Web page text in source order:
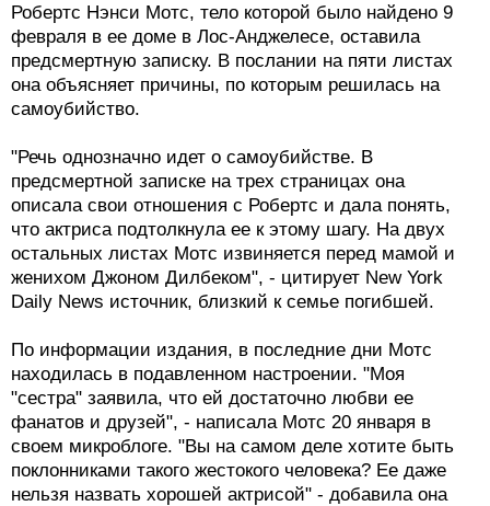
Робертс Нэнси Мотс, тело которой было найдено 9
февраля в ее доме в Лос-Анджелесе, оставила
предсмертную записку. В послании на пяти листах
она объясняет причины, по которым решилась на
самоубийство.
"Речь однозначно идет о самоубийстве. В
предсмертной записке на трех страницах она
описала свои отношения с Робертс и дала понять,
что актриса подтолкнула ее к этому шагу. На двух
остальных листах Мотс извиняется перед мамой и
женихом Джоном Дилбеком", - цитирует New York
Daily News источник, близкий к семье погибшей.
По информации издания, в последние дни Мотс
находилась в подавленном настроении. "Моя
"сестра" заявила, что ей достаточно любви ее
фанатов и друзей", - написала Мотс 20 января в
своем микроблоге. "Вы на самом деле хотите быть
поклонниками такого жестокого человека? Ее даже
нельзя назвать хорошей актрисой" - добавила она